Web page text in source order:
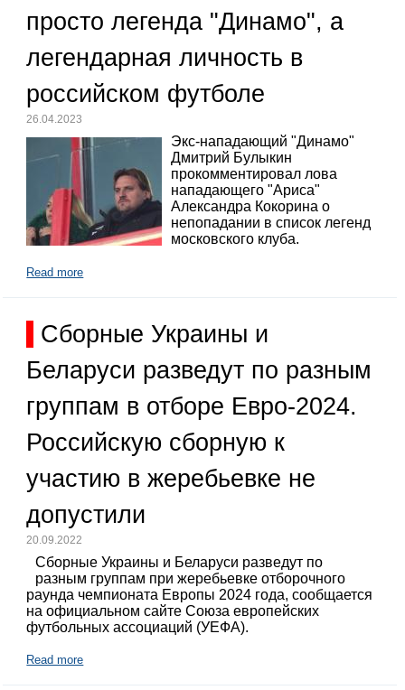
просто легенда "Динамо", а
легендарная личность в
российском футболе
26.04.2023
Экс-нападающий "Динамо"
Дмитрий Булыкин
прокомментировал лова
нападающего "Ариса"
Александра Кокорина о
непопадании в список легенд
московского клуба.
Read more
Сборные Украины и
Беларуси разведут по разным
группам в отборе Евро-2024.
Российскую сборную к
участию в жеребьевке не
допустили
20.09.2022
Сборные Украины и Беларуси разведут по
разным группам при жеребьевке отборочного
раунда чемпионата Европы 2024 года, сообщается
на официальном сайте Союза европейских
футбольных ассоциаций (УЕФА).
Read more